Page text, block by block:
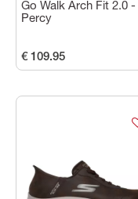
Go Walk Arch Fit 2.0 -
Percy
€ 109.95